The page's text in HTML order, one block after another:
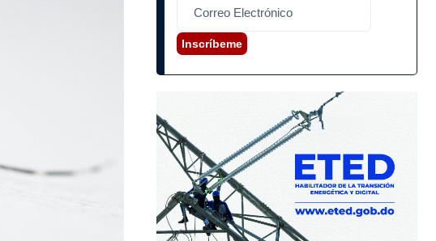
Inscríbeme